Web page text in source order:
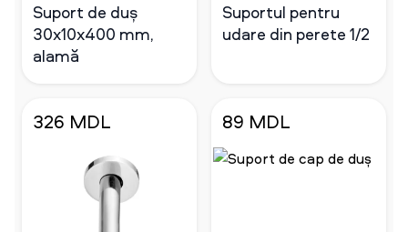
Suport de duș
30x10x400 mm,
alamă
Suportul pentru
udare din perete 1/2
326 MDL 89 MDL